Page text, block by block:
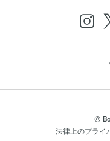
©
法律上のプライ